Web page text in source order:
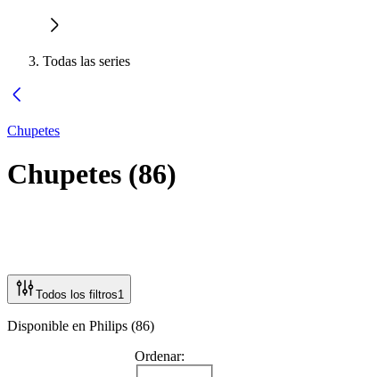
Todas las series
Chupetes
Chupetes (86)
Todos los filtros1
Disponible en Philips (86)
Ordenar: